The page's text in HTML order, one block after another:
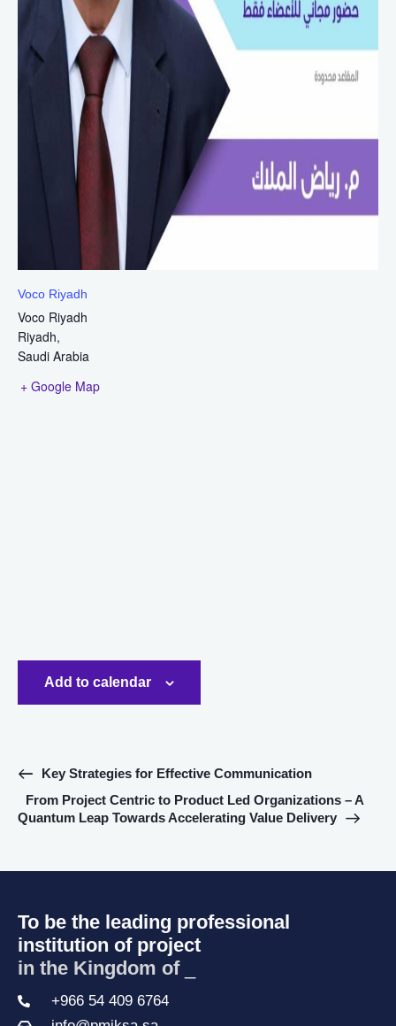
Voco Riyadh
Voco Riyadh
Riyadh,
Saudi Arabia
+ Google Map
Add to calendar
E
e
v
i
g
t
Key Strategies for Effective Communication
From Project Centric to Product Led Organizations – A
Quantum Leap Towards Accelerating Value Delivery
To be the leading professional
institution of project
in the Kingdom of Sa
+966 54 409 6764